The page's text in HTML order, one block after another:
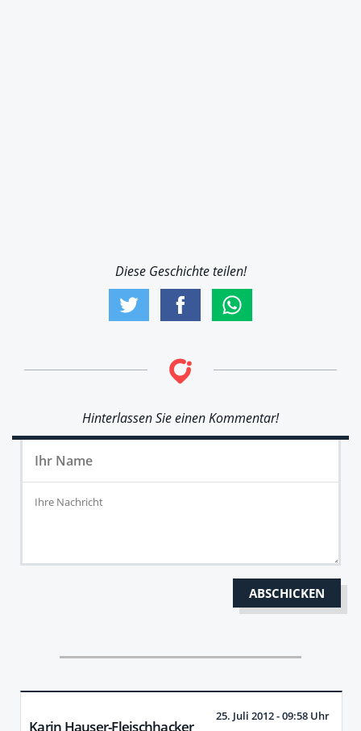
Diese Geschichte teilen!
Hinterlassen Sie einen Kommentar!
Karin Hauser-Fleischhacker
25. Juli 2012 - 09:58 Uhr